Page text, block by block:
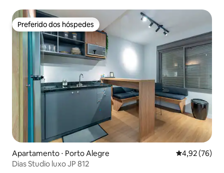
Preferido dos hóspedes
Preferido dos hóspedes
Apartamento ⋅ Porto Alegre 4,92 de uma
4,92 (76)
Dias Studio luxo JP 812